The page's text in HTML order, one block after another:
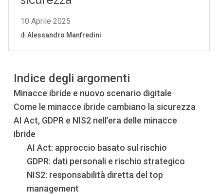
Indice degli argomenti
Minacce ibride e nuovo scenario digitale
Come le minacce ibride cambiano la sicurezza
AI Act, GDPR e NIS2 nell’era delle minacce
ibride
AI Act: approccio basato sul rischio
GDPR: dati personali e rischio strategico
NIS2: responsabilità diretta del top
management